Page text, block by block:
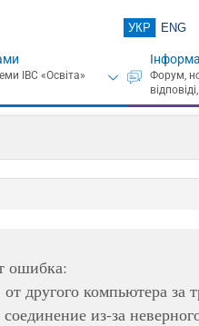
УКР ENG
ошибка:
другого компьютера за
из-за